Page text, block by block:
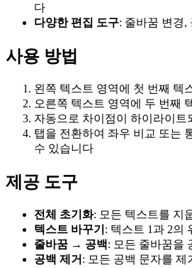
다
다양한 편집 도구: 줄바꿈 변경,
사용 방법
왼쪽 텍스트 영역에 첫 번째 텍
오른쪽 텍스트 영역에 두 번째
자동으로 차이점이 하이라이트
탭을 전환하여 좌우 비교 또는
수 있습니다
제공 도구
전체 초기화: 모든 텍스트를 지
텍스트 바꾸기 : 텍스트 1과 2의
줄바꿈 → 공백: 모든 줄바꿈을
공백 제거 : 모든 공백 문자를 제